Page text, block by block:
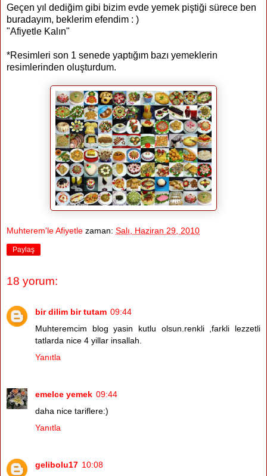
Geçen yıl dediğim gibi bizim evde yemek piştiği sürece ben
buradayım, beklerim efendim : )
"Afiyetle Kalın"
*Resimleri son 1 senede yaptığım bazı yemeklerin
resimlerinden oluşturdum.
Muhterem'le Afiyetle zaman: Salı, Haziran 29, 2010
Paylaş
18 yorum:
bir dilim bir tutam 09:44
Muhteremcim blog yasin kutlu olsun.renkli ,farkli lezzetli
tatlarda nice 4 yillar insallah.
Yanıtla
emelce yemek 09:44
daha nice tariflere:)
Yanıtla
gelibolu17 10:08